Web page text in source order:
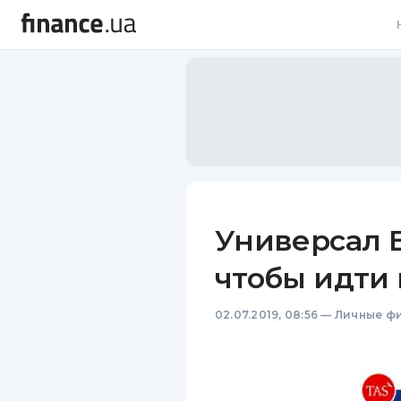
Универсал
чтобы идти
02.07.2019, 08:56 — Личные